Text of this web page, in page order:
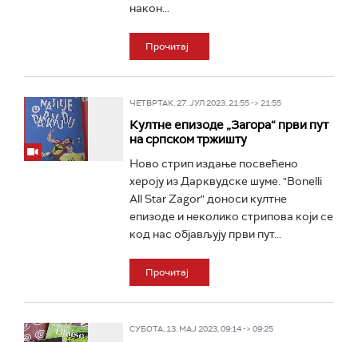
након...
Прочитај
ЧЕТВРТАК, 27. ЈУЛ 2023, 21:55 -> 21:55
Култне епизоде „Загора“ први пут
на српском тржишту
Ново стрип издање посвећено
хероју из Дарквудске шуме. "Bonelli
All Star Zagor" доноси култне
епизоде и неколико стрипова који се
код нас објављују први пут...
Прочитај
СУБОТА, 13. МАЈ 2023, 09:14 -> 09:25